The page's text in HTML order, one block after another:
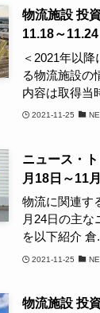
物流施設 投
11.18～11.24
＜2021年以
る物流施設
内容は取得当
2021-11-25
ニュース・
月18日～11
物流に関連す
月24日の主な
を以下紹介 倉
2021-11-25
物流施設 投